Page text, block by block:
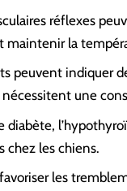
réflexes
maintenir la
peuvent indiquer
une
diabète,
chez les chiens.
les